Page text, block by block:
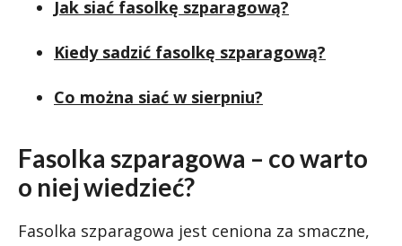
Jak siać fasolkę szparagową?
Kiedy sadzić fasolkę szparagową?
Co można siać w sierpniu?
Fasolka szparagowa – co warto
o niej wiedzieć?
Fasolka szparagowa jest ceniona za smaczne,